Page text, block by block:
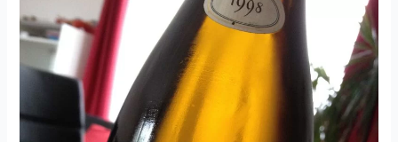
de
Valençay
–